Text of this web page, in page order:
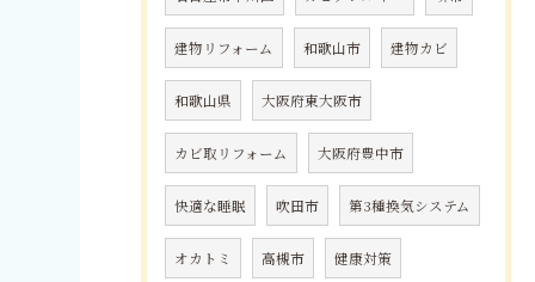
建物リフォーム 和歌山市 建物カビ
和歌山県 大阪府東大阪市
カビ取リフォーム 大阪府豊中市
快適な睡眠 吹田市 第3種換気システム
オカトミ 高槻市 健康対策